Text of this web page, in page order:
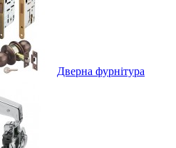
Дверна фурнітура